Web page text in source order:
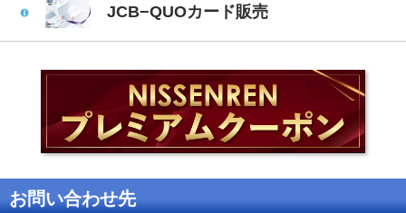
JCB−QUOカード販売
お問い合わせ先